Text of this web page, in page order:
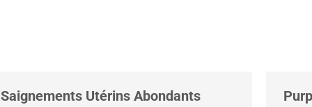
Saignements Utérins Abondants